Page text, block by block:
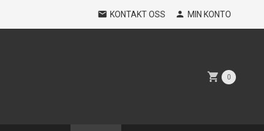
KONTAKT OSS MIN KONTO
0